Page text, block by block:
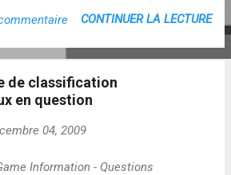
CONTINUER LA LECTURE
de classification
en question
04, 2009
Information - Questions